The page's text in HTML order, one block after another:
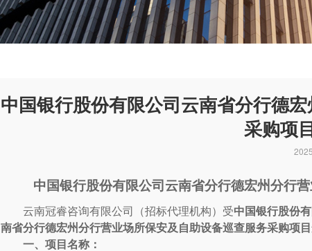
中国银行股份有限公司云南省分行德
采购项
中国银行股份有限公司云南省分行德宏州分行
云南冠睿咨询有限公司（招标代理机构）受中国银行股份
南省分行德宏州分行营业场所保安及自助设备巡查服务采购项目
一、 项目名称：